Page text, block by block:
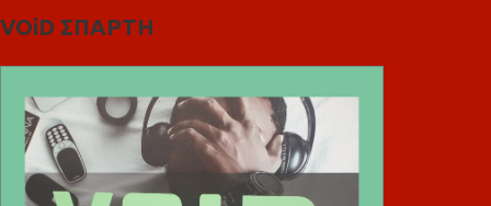
VOiD ΣΠΑΡΤΗ